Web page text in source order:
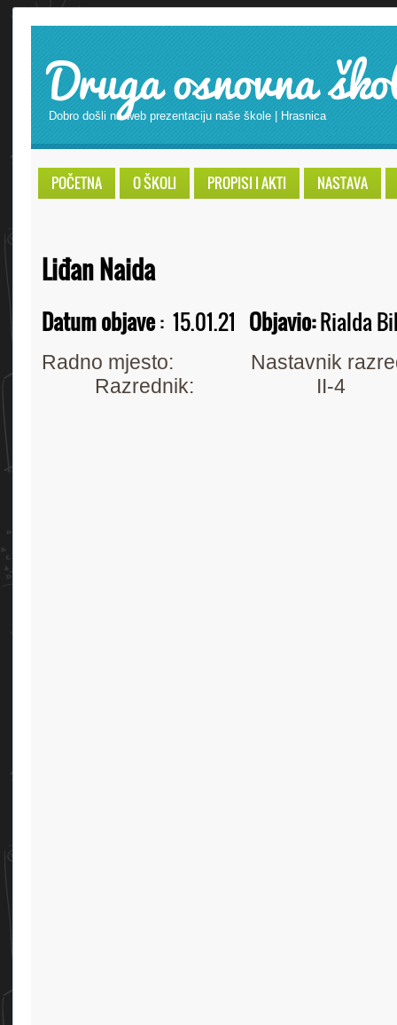
Druga osnovna
Dobro došli na web prezentaciju naše škole | Hrasnica
POČETNA O ŠKOLI PROPISI I AKTI NASTAVA
Liđan Naida
Datum objave: 15.01.21 Objavio:Rialda
Radno mjesto: Nastavnik
Razrednik: II-4